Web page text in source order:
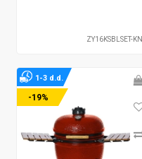
ZY16KSBLSET-KN
-19%
1-3 d.d.